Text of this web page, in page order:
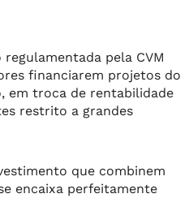
pela CVM
financiarem projetos do
em troca de rentabilidade
restrito a grandes
que combinem
encaixa perfeitamente